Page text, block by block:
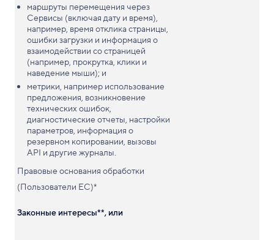
маршруты перемещения через
Сервисы (включая дату и время),
например, время отклика страницы,
ошибки загрузки и информация о
взаимодействии со страницей
(например, прокрутка, клики и
наведение мыши); и
метрики, например использование
предложения, возникновение
технических ошибок,
диагностические отчеты, настройки
параметров, информация о
резервном копировании, вызовы
API и другие журналы.
Правовые основания обработки
(Пользователи ЕС)*
Законные интересы**, или